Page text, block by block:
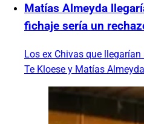
Matías Almeyda
fichaje sería un
Los ex Chivas que
Te Kloese y Matías Almeyda